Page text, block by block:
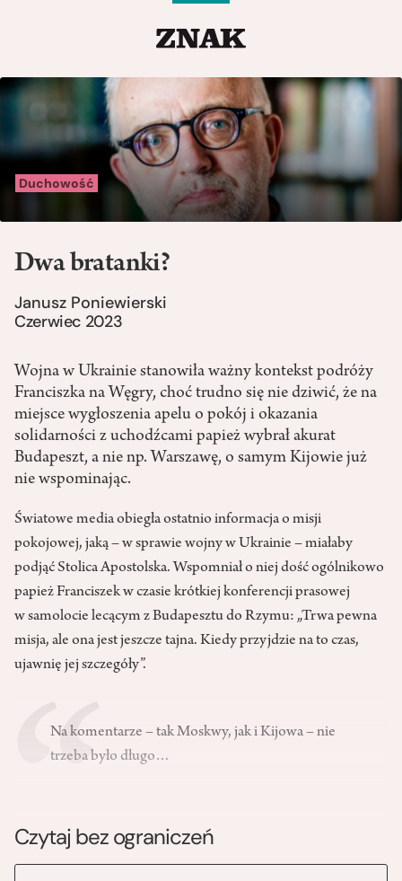
Duchowość
Dwa bratanki?
Janusz Poniewierski
Czerwiec 2023
Wojna w Ukrainie stanowiła ważny kontekst podróży
Franciszka na Węgry, choć trudno się nie dziwić, że na
miejsce wygłoszenia apelu o pokój i okazania
solidarności z uchodźcami papież wybrał akurat
Budapeszt, a nie np. Warszawę, o samym Kijowie już
nie wspominając.
Światowe media obiegła ostatnio informacja o misji
pokojowej, jaką – w sprawie wojny w Ukrainie – miałaby
podjąć Stolica Apostolska. Wspomniał o niej dość ogólnikowo
papież Franciszek w czasie krótkiej konferencji prasowej
w samolocie lecącym z Budapesztu do Rzymu: „Trwa pewna
misja, ale ona jest jeszcze tajna. Kiedy przyjdzie na to czas,
ujawnię jej szczegóły”.
Na komentarze – tak Moskwy, jak i Kijowa – nie
trzeba było długo…
Czytaj bez ograniczeń